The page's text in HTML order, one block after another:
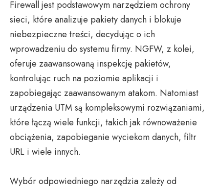
Firewall jest podstawowym narzędziem ochrony
sieci, które analizuje pakiety danych i blokuje
niebezpieczne treści, decydując o ich
wprowadzeniu do systemu firmy. NGFW, z kolei,
oferuje zaawansowaną inspekcję pakietów,
kontrolując ruch na poziomie aplikacji i
zapobiegając zaawansowanym atakom. Natomiast
urządzenia UTM są kompleksowymi rozwiązaniami,
które łączą wiele funkcji, takich jak równoważenie
obciążenia, zapobieganie wyciekom danych, filtr
URL i wiele innych.
Wybór odpowiedniego narzędzia zależy od